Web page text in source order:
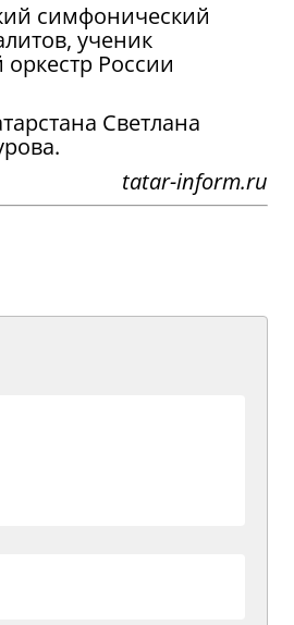
симфонический
ученик
России
Светлана
tatar-inform.ru